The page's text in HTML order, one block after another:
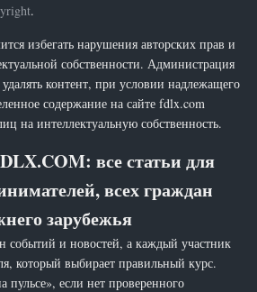
.
избегать нарушения авторских прав и
собственности. Администрация
удалять контент, при условии надлежащего
содержание на сайте fdlx.com
на интеллектуальную собственность.
все статьи для
всех граждан
зарубежья
событий и новостей, а каждый участник
который выбирает правильный курс.
пульсе», если нет проверенного